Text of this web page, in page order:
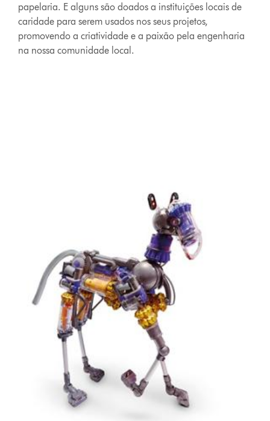
papelaria. E alguns são doados a instituições locais de
caridade para serem usados nos seus projetos,
promovendo a criatividade e a paixão pela engenharia
na nossa comunidade local.